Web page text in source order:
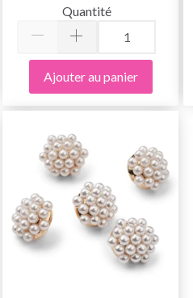
Quantité
Ajouter au panier